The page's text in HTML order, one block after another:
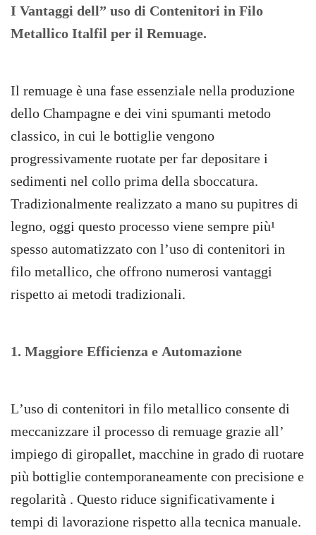
I Vantaggi dell” uso di Contenitori in Filo
Metallico Italfil per il Remuage.
Il remuage è una fase essenziale nella produzione
dello Champagne e dei vini spumanti metodo
classico, in cui le bottiglie vengono
progressivamente ruotate per far depositare i
sedimenti nel collo prima della sboccatura.
Tradizionalmente realizzato a mano su pupitres di
legno, oggi questo processo viene sempre più¹
spesso automatizzato con l’uso di contenitori in
filo metallico, che offrono numerosi vantaggi
rispetto ai metodi tradizionali.
1. Maggiore Efficienza e Automazione
L’uso di contenitori in filo metallico consente di
meccanizzare il processo di remuage grazie all’
impiego di giropallet, macchine in grado di ruotare
più bottiglie contemporaneamente con precisione e
regolarità . Questo riduce significativamente i
tempi di lavorazione rispetto alla tecnica manuale.